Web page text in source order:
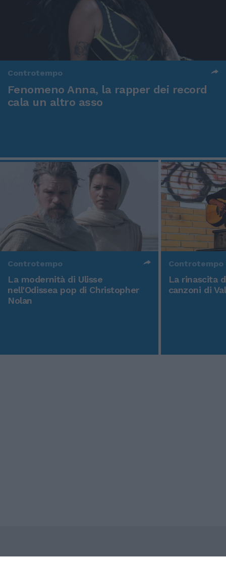
Controtempo
Fenomeno Anna, la rapper dei record
cala un altro asso
Controtempo
La modernità di Ulisse
nell'Odissea pop di Christopher
Nolan
Controtempo
La rinascita
canzoni di